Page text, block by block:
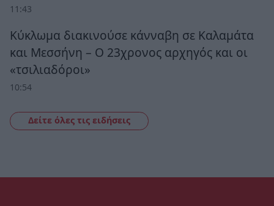
11:43
Κύκλωμα διακινούσε κάνναβη σε Καλαμάτα
και Μεσσήνη – Ο 23χρονος αρχηγός και οι
«τσιλιαδόροι»
10:54
Δείτε όλες τις ειδήσεις